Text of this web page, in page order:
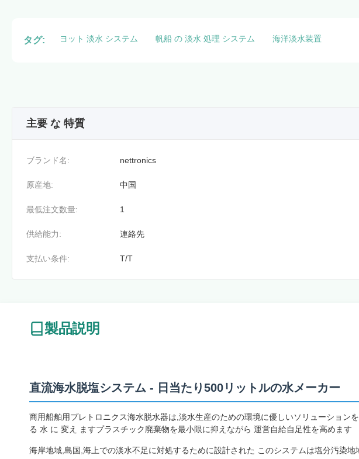
タグ: ヨット 淡水 システム 帆船 の 淡水 処理 システム 海洋淡水装置
主要 な 特質
ブランド名: nettronics
原産地: 中国
最低注文数量: 1
供給能力: 連絡先
支払い条件: T/T
製品説明
直流海水脱塩システム - 日当たり500リットルの水メーカー
商用船舶用プレトロニクス海水脱水器は,淡水生産のための環境に優しいソリューショ
る 水 に 変え ますプラスチック廃棄物を最小限に抑えながら 運営自給自足性を高めます
海岸地域,島国,海上での淡水不足に対処するために設計された このシステムは塩分汚染地